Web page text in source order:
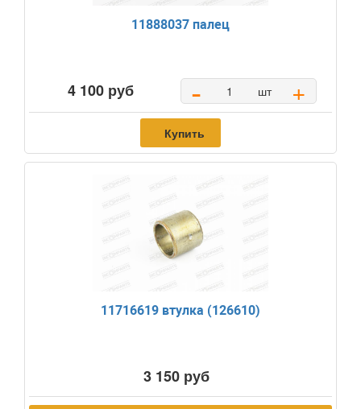
11888037 палец
4 100 руб - шт +
Купить
11716619 втулка (126610)
3 150 руб